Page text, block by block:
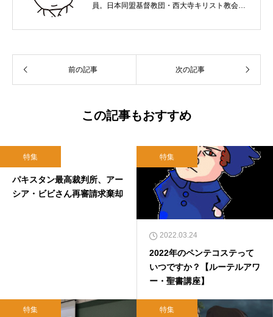
員。日本同盟基督教団・西大寺キリスト教会
れ。関西学院大学社会学部卒業。９０年代、い
て、雜賀編集工房として独立。
前の記事 次の記事
この記事もおすすめ
特集
2019.01.30
パキスタン最高裁判所、アー
シア・ビビさん再審請求棄却
特集
2022.03.24
2022年のペンテコステって
いつですか？【ルーテルアワ
ー・聖書講座】
特集 特集